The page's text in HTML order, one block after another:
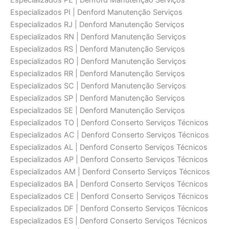
Especializados PI | Denford Manutenção Serviços
Especializados RJ | Denford Manutenção Serviços
Especializados RN | Denford Manutenção Serviços
Especializados RS | Denford Manutenção Serviços
Especializados RO | Denford Manutenção Serviços
Especializados RR | Denford Manutenção Serviços
Especializados SC | Denford Manutenção Serviços
Especializados SP | Denford Manutenção Serviços
Especializados SE | Denford Manutenção Serviços
Especializados TO | Denford Conserto Serviços Técnicos
Especializados AC | Denford Conserto Serviços Técnicos
Especializados AL | Denford Conserto Serviços Técnicos
Especializados AP | Denford Conserto Serviços Técnicos
Especializados AM | Denford Conserto Serviços Técnicos
Especializados BA | Denford Conserto Serviços Técnicos
Especializados CE | Denford Conserto Serviços Técnicos
Especializados DF | Denford Conserto Serviços Técnicos
Especializados ES | Denford Conserto Serviços Técnicos